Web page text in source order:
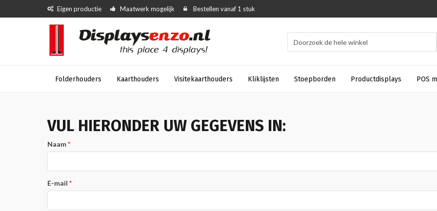
Eigen productie Maatwerk mogelijk Bestellen vanaf 1 stuk
Folderhouders Kaarthouders Visitekaarthouders Kliklijsten Stoepborden Productdisplays POS
VUL HIERONDER UW GEGEVENS IN:
Naam
E-mail